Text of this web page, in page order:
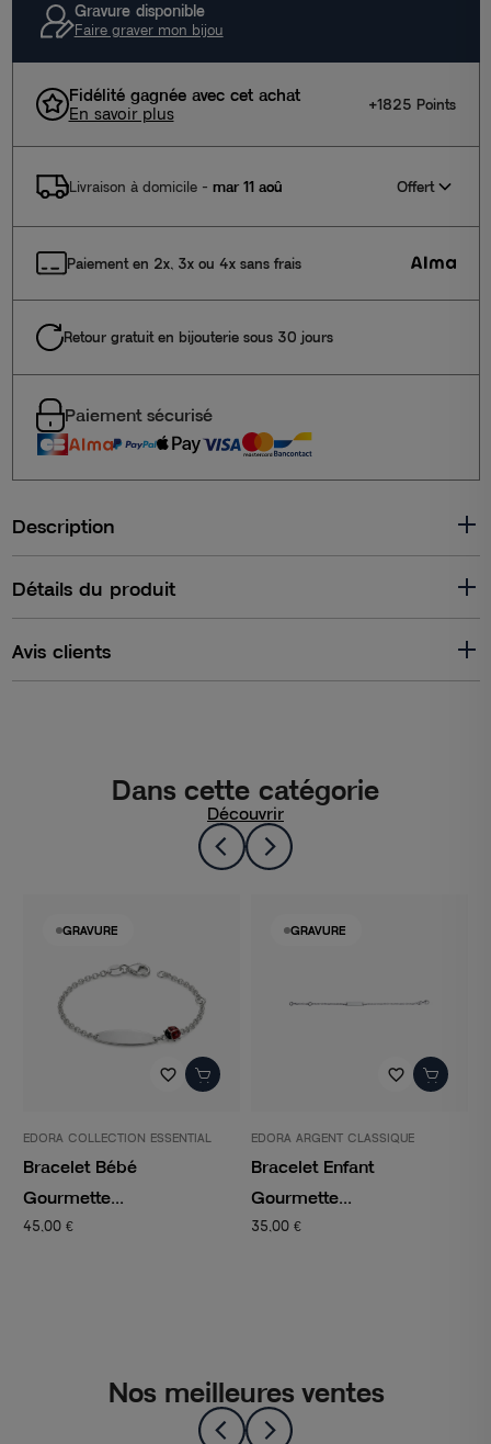
Gravure disponible
Faire graver mon bijou
Fidélité gagnée avec cet achat
En savoir plus
+1825 Points
Livraison à domicile- mar 11 aoû Offert
Paiement en 2x, 3x ou 4x sans frais
Retour gratuit en bijouterie sous 30 jours
Paiement sécurisé
Description
Détails du produit
Avis clients
Dans cette catégorie
Découvrir
GRAVURE
favorite_border
EDORA COLLECTION ESSENTIAL
Bracelet Bébé
Gourmette...
45,00 €
GRAVURE
favorite_border
EDORA ARGENT CLASSIQUE
Bracelet Enfant
Gourmette...
35,00 €
Nos meilleures ventes